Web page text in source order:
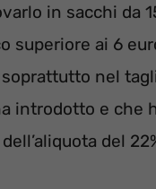
in sacchi da
superiore ai 6
nel
introdotto e che
del